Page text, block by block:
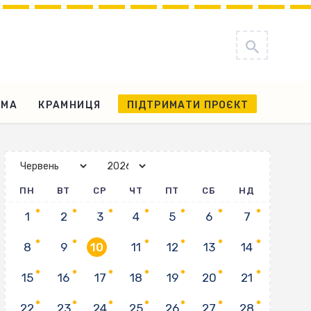
КРАМНИЦЯ ПІДТРИМАТИ ПРОЄКТ
ПН ВТ СР ЧТ ПТ СБ НД
1 2 3 4 5 6 7
8 9 10 11 12 13 14
15 16 17 18 19 20 21
22 23 24 25 26 27 28